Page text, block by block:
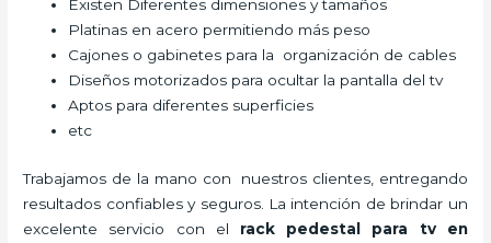
Existen Diferentes dimensiones y tamaños
Platinas en acero permitiendo más peso
Cajones o gabinetes para la organización de cables
Diseños motorizados para ocultar la pantalla del tv
Aptos para diferentes superficies
etc
Trabajamos de la mano con nuestros clientes, entregando
resultados confiables y seguros. La intención de brindar un
excelente servicio con el rack pedestal para tven